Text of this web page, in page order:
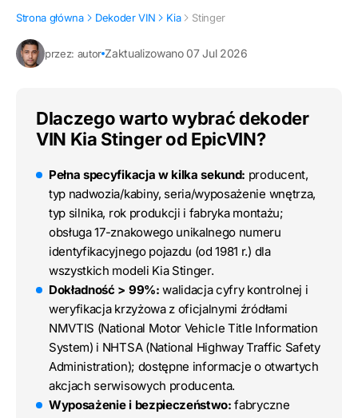
Strona główna Dekoder VIN Kia Stinger
przez: autor Zaktualizowano 07 Jul 2026
Dlaczego warto wybrać dekoder
VIN Kia Stinger od EpicVIN?
Pełna specyfikacja w kilka sekund: producent,
typ nadwozia/kabiny, seria/wyposażenie wnętrza,
typ silnika, rok produkcji i fabryka montażu;
obsługa 17-znakowego unikalnego numeru
identyfikacyjnego pojazdu (od 1981 r.) dla
wszystkich modeli Kia Stinger.
Dokładność > 99%: walidacja cyfry kontrolnej i
weryfikacja krzyżowa z oficjalnymi źródłami
NMVTIS (National Motor Vehicle Title Information
System) i NHTSA (National Highway Traffic Safety
Administration); dostępne informacje o otwartych
akcjach serwisowych producenta.
Wyposażenie i bezpieczeństwo: fabryczne